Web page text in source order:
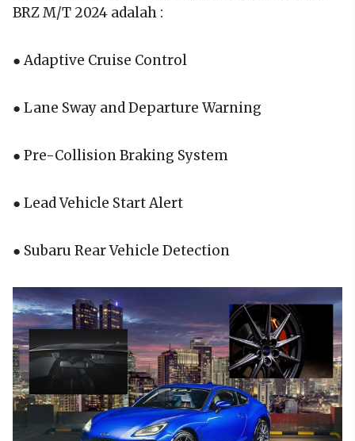
BRZ M/T 2024 adalah :
● Adaptive Cruise Control
● Lane Sway and Departure Warning
● Pre-Collision Braking System
● Lead Vehicle Start Alert
● Subaru Rear Vehicle Detection